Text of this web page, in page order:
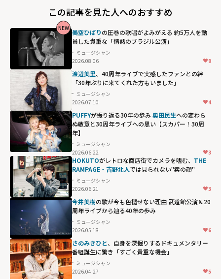
この記事を見た人へのおすすめ
美空ひばりの圧巻の歌唱がよみがえる 約5万人を動
員した貴重な「情熱のブラジル公演」
ミュージシャン
2026.08.06
9
NEW
渡辺美里、40周年ライブで実感したファンとの絆
「30年ぶりに来てくれた方もいました」
ミュージシャン
2026.07.10
4
PUFFYが振り返る30年の歩み奥田民生への変わら
ぬ敬意と30周年ライブへの思い【スカパー！30周
年】
ミュージシャン
2026.06.22
3
HOKUTOがレトロな商店街でカメラを嗜む、 THE
RAMPAGE・吉野北人では見られない"素の顔"
ミュージシャン
2026.06.21
3
今井美樹の歌が今も色褪せない理由 武道館公演＆20
周年ライブから辿る40年の歩み
ミュージシャン
2026.05.18
6
さのみきひと、自身を深掘りするドキュメンタリー
番組誕生に驚き「すごく貴重な機会」
ミュージシャン
2026.04.27
5